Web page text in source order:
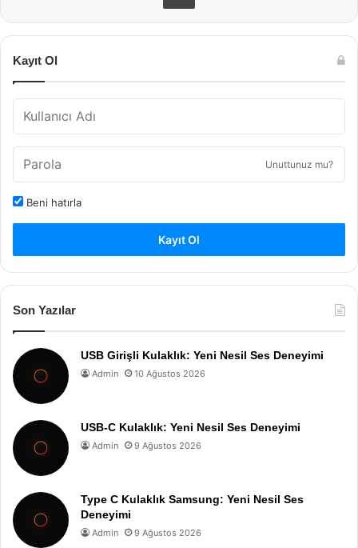
Kayıt Ol
Unuttunuz mu?
Beni hatırla
Kayıt Ol
Son Yazılar
USB Girişli Kulaklık: Yeni Nesil Ses Deneyimi
Admin 10 Ağustos 2026
USB-C Kulaklık: Yeni Nesil Ses Deneyimi
Admin 9 Ağustos 2026
Type C Kulaklık Samsung: Yeni Nesil Ses
Deneyimi
Admin 9 Ağustos 2026